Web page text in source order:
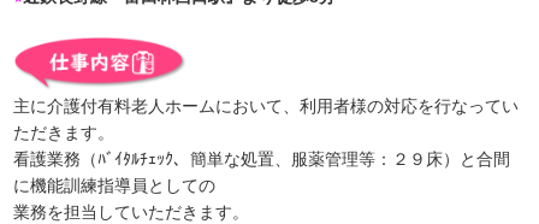
主に介護付有料老人ホームにおいて、利用者様の対応を行なってい
ただきます。
看護業務（ﾊﾞｲﾀﾙﾁｪｯｸ、簡単な処置、服薬管理等：２９床）と合間
に機能訓練指導員としての
業務を担当していただきます。